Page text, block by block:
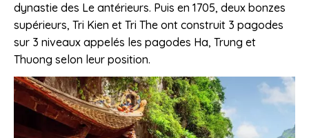
dynastie des Le antérieurs. Puis en 1705, deux bonzes
supérieurs, Tri Kien et Tri The ont construit 3 pagodes
sur 3 niveaux appelés les pagodes Ha, Trung et
Thuong selon leur position.